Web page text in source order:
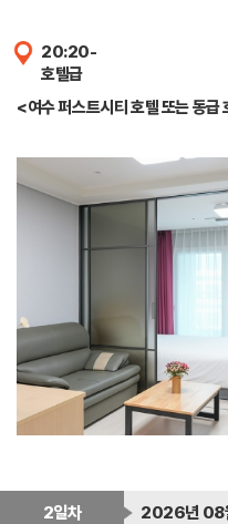
20:20-
호텔급
<여수 퍼스트시티 호텔 또는 동급
2일차 2026년 08